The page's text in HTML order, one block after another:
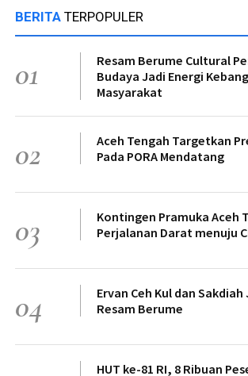
BERITA TERPOPULER
01
Resam Berume Cultural
Budaya Jadi Energi
Masyarakat
02
Aceh Tengah Targetkan
Pada PORA Mendatang
03
Kontingen Pramuka Aceh
Perjalanan Darat menuju
04
Ervan Ceh Kul dan
Resam Berume
HUT ke-81 RI, 8 Ribuan